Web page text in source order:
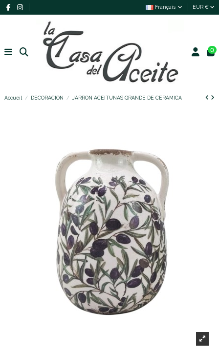
Français EUR €
0
Accueil DECORACION JARRON ACEITUNAS GRANDE DE CERAMICA